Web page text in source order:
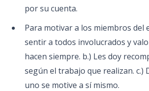
por su cuenta.
Para motivar a los miembros del
sentir a todos involucrados y
hacen siempre. b.) Les doy
según el trabajo que realizan. ​c.)
uno se motive a sí mismo.